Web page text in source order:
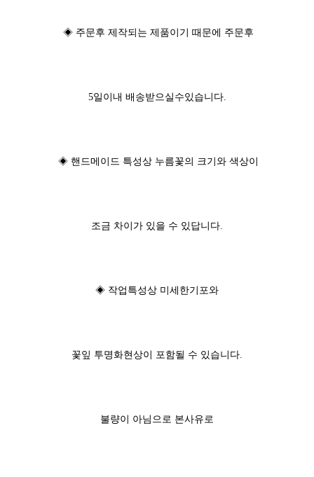
◈ 주문후 제작되는 제품이기 때문에 주문후
5일이내 배송받으실수있습니다.
◈ 핸드메이드 특성상 누름꽃의 크기와 색상이
조금 차이가 있을 수 있답니다.
◈ 작업특성상 미세한기포와
꽃잎 투명화현상이 포함될 수 있습니다.
불량이 아님으로 본사유로